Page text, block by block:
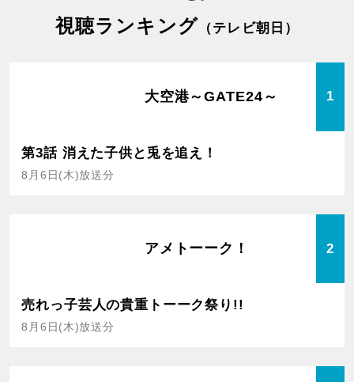
視聴ランキング （テレビ朝日）
大空港～GATE24～ 1
第3話 消えた子供と兎を追え！
8月6日(木)放送分
アメトーーク！ 2
売れっ子芸人の貴重トーーク祭り!!
8月6日(木)放送分